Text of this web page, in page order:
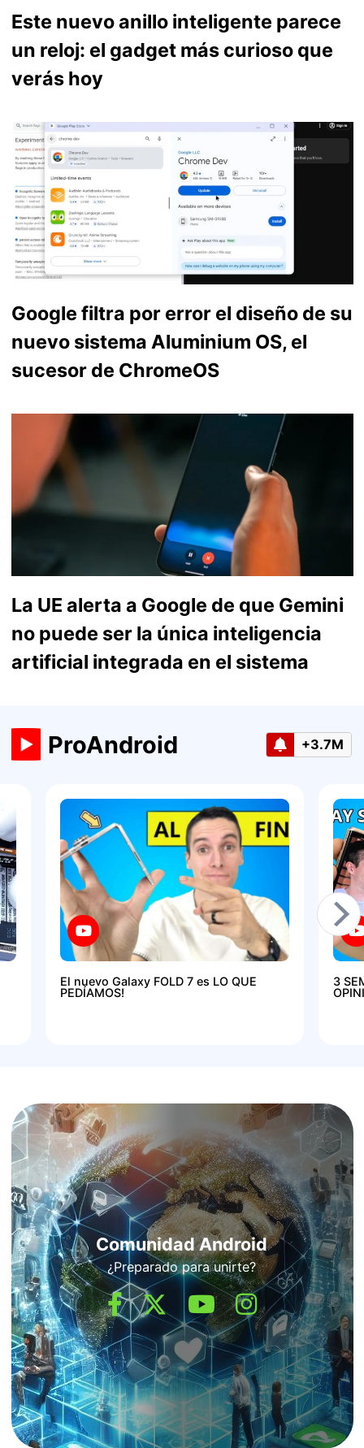
Este nuevo anillo inteligente parece
un reloj: el gadget más curioso que
verás hoy
Google filtra por error el diseño de su
nuevo sistema Aluminium OS, el
sucesor de ChromeOS
La UE alerta a Google de que Gemini
no puede ser la única inteligencia
artificial integrada en el sistema
ProAndroid +3.7M
El nuevo Galaxy FOLD 7 es LO QUE
PEDÍAMOS!
3
Comunidad Android
¿Preparado para unirte?